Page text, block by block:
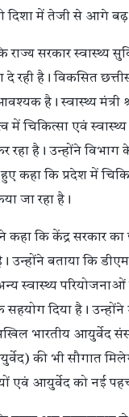
दिशा में तेजी से आगे बढ़
राज्य सरकार स्वास्थ्य
दे रही है। विकसित
है। स्वास्थ्य मंत्री
चिकित्सा एवं स्वास्थ्य
रहा है। उन्होंने विभाग
कहा कि प्रदेश में
जा रहा है।
ने कहा कि केंद्र सरकार
उन्होंने बताया कि
स्वास्थ्य परियोजनाओं
सहयोग दिया है।
भारतीय आयुर्वेद
की भी सौगात
एवं आयुर्वेद को नई